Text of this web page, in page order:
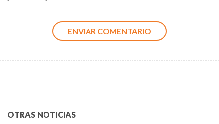
OTRAS NOTICIAS